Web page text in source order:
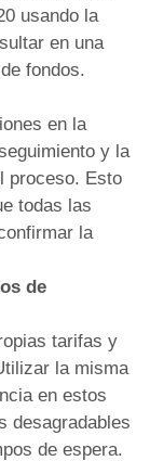
usando la
en una
fondos.
en la
y la
proceso. Esto
todas las
la
de
tarifas y
la misma
en estos
desagradables
de espera.